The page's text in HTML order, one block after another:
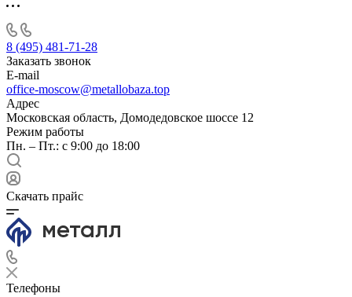
8 (495) 481-71-28
Заказать звонок
E-mail
office-moscow@metallobaza.top
Адрес
Московская область, Домодедовское шоссе 12
Режим работы
Пн. – Пт.: с 9:00 до 18:00
Скачать прайс
Телефоны